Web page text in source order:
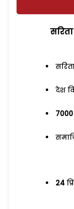
देश
7000
24